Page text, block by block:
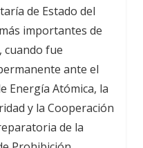
de Estado del
importantes de
cuando fue
ante el
Energía Atómica, la
y la Cooperación
de la